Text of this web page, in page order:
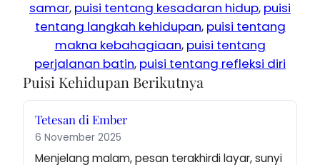
samar, puisi tentang kesadaran hidup, puisi
tentang langkah kehidupan, puisi tentang
makna kebahagiaan, puisi tentang
perjalanan batin, puisi tentang refleksi diri
Puisi Kehidupan Berikutnya
Tetesan di Ember
6 November 2025
Menjelang malam, pesan terakhirdi layar, sunyi